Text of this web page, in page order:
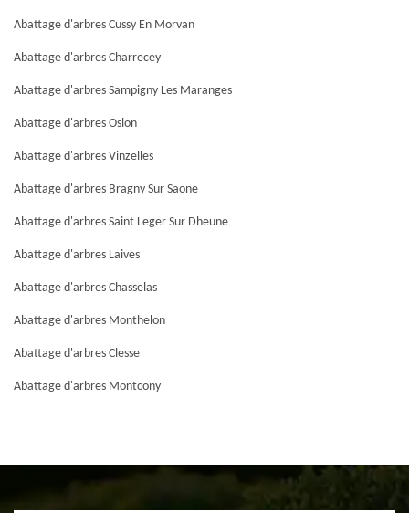
Abattage d'arbres Cussy En Morvan
Abattage d'arbres Charrecey
Abattage d'arbres Sampigny Les Maranges
Abattage d'arbres Oslon
Abattage d'arbres Vinzelles
Abattage d'arbres Bragny Sur Saone
Abattage d'arbres Saint Leger Sur Dheune
Abattage d'arbres Laives
Abattage d'arbres Chasselas
Abattage d'arbres Monthelon
Abattage d'arbres Clesse
Abattage d'arbres Montcony